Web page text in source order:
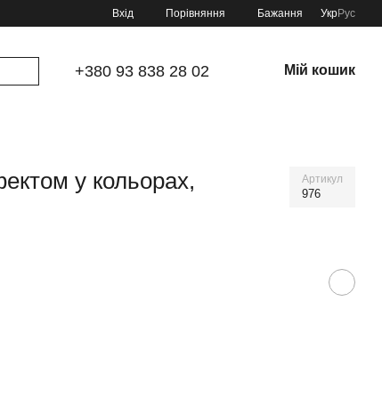
Вхід Порівняння Бажання УкрРус
+380 93 838 28 02 Мій кошик
у кольорах,
Артикул
976